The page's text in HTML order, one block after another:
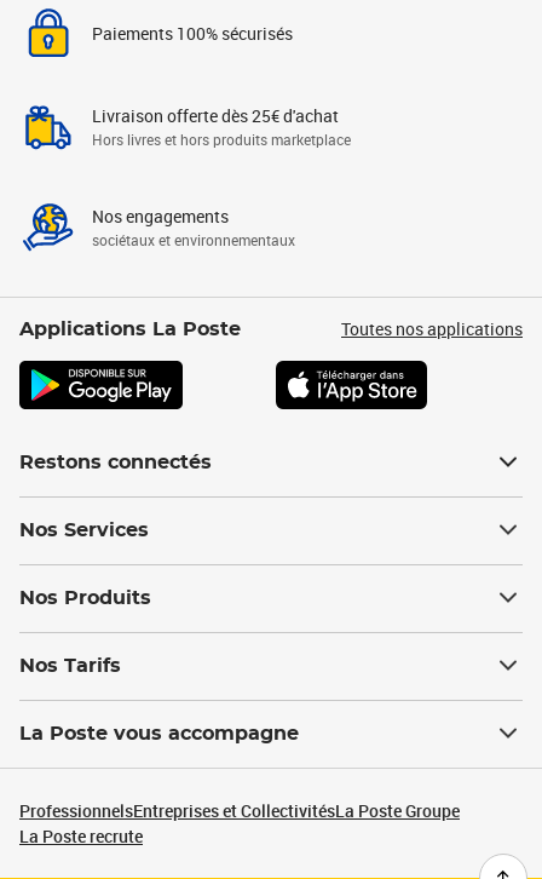
Paiements 100% sécurisés
Livraison offerte dès 25€ d'achat
Hors livres et hors produits marketplace
Nos engagements
sociétaux et environnementaux
Applications La Poste Toutes nos applications
Restons connectés
Nos Services
Nos Produits
Nos Tarifs
La Poste vous accompagne
ProfessionnelsEntreprises et CollectivitésLa Poste Groupe
La Poste recrute